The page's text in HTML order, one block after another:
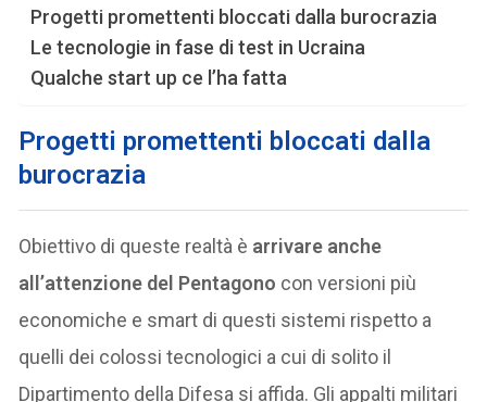
Progetti promettenti bloccati dalla burocrazia
Le tecnologie in fase di test in Ucraina
Qualche start up ce l’ha fatta
Progetti promettenti bloccati dalla
burocrazia
Obiettivo di queste realtà è arrivare anche
all’attenzione del Pentagono con versioni più
economiche e smart di questi sistemi rispetto a
quelli dei colossi tecnologici a cui di solito il
Dipartimento della Difesa si affida. Gli appalti militari